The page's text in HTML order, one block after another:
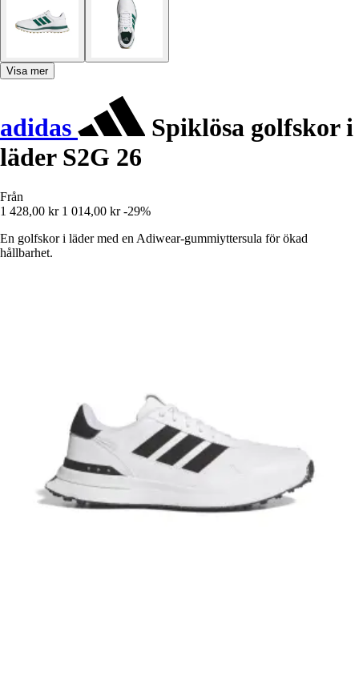
Visa mer
adidas
Spiklösa golfskor i
läder S2G 26
Från
1 428,00 kr 1 014,00 kr -29%
En golfskor i läder med en Adiwear-gummiyttersula för ökad
hållbarhet.